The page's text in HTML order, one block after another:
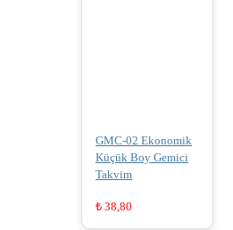
GMC-02 Ekonomik
Küçük Boy Gemici
Takvim
₺ 38,80